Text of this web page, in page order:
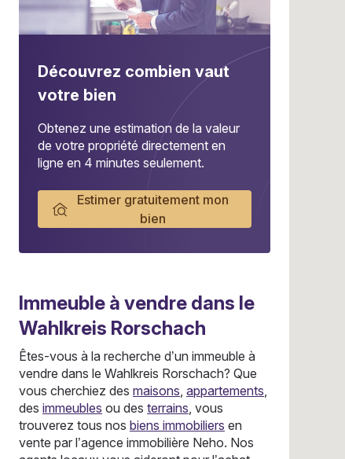
Découvrez combien vaut
votre bien
Obtenez une estimation de la valeur
de votre propriété directement en
ligne en 4 minutes seulement.
Estimer gratuitement mon
bien
Immeuble à vendre dans le
Wahlkreis Rorschach
Êtes-vous à la recherche d’un immeuble à
vendre dans le Wahlkreis Rorschach? Que
vous cherchiez des maisons, appartements,
des immeubles ou des terrains, vous
trouverez tous nos biens immobiliers en
vente par l’agence immobilière Neho. Nos